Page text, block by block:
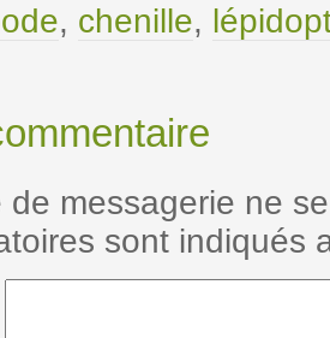
, chenille,
de messagerie ne
sont indiqués